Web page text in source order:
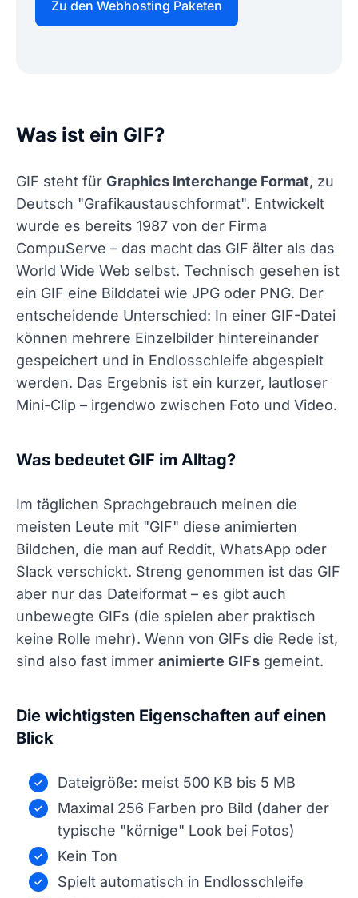
Zu den Webhosting Paketen
Was ist ein GIF?
GIF steht für Graphics Interchange Format, zu
Deutsch "Grafikaustauschformat". Entwickelt
wurde es bereits 1987 von der Firma
CompuServe – das macht das GIF älter als das
World Wide Web selbst. Technisch gesehen ist
ein GIF eine Bilddatei wie JPG oder PNG. Der
entscheidende Unterschied: In einer GIF-Datei
können mehrere Einzelbilder hintereinander
gespeichert und in Endlosschleife abgespielt
werden. Das Ergebnis ist ein kurzer, lautloser
Mini-Clip – irgendwo zwischen Foto und Video.
Was bedeutet GIF im Alltag?
Im täglichen Sprachgebrauch meinen die
meisten Leute mit "GIF" diese animierten
Bildchen, die man auf Reddit, WhatsApp oder
Slack verschickt. Streng genommen ist das GIF
aber nur das Dateiformat – es gibt auch
unbewegte GIFs (die spielen aber praktisch
keine Rolle mehr). Wenn von GIFs die Rede ist,
sind also fast immer animierte GIFs gemeint.
Die wichtigsten Eigenschaften auf einen
Blick
Dateigröße: meist 500 KB bis 5 MB
Maximal 256 Farben pro Bild (daher der
typische "körnige" Look bei Fotos)
Kein Ton
Spielt automatisch in Endlosschleife